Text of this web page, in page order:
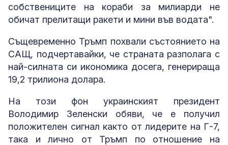
собствениците на кораби за милиарди не
обичат прелитащи ракети и мини във водата".
Същевременно Тръмп похвали състоянието на
САЩ, подчертавайки, че страната разполага с
най-силната си икономика досега, генерираща
19,2 трилиона долара.
На този фон украинският президент
Володимир Зеленски обяви, че е получил
положителен сигнал както от лидерите на Г-7,
така и лично от Тръмп по отношение на